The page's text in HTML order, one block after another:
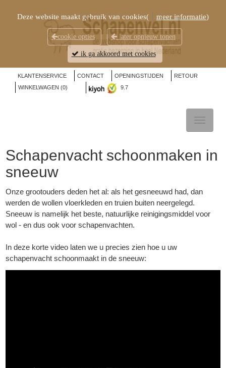
KLANTENSERVICE CONTACT OPENINGSTIJDEN
RETOUR
WINKELWAGEN (0) 9.7
Schapenvacht schoonmaken in
sneeuw
Onze grootouders deden het al: als het gesneeuwd had, dan
werden de wollen vloerkleden en truien buiten neergelegd.
Sneeuw is namelijk het beste, natuurlijke reinigingsmiddel voor
wol - en dus ook voor schapenvachten.
In deze korte video laten we u precies zien hoe u uw
schapenvacht schoonmaakt in de sneeuw:
Deze website maakt gebruik van cookies( meer informatie)
cookie opties later opnieuw tonen
ik ga akkoord met cookies